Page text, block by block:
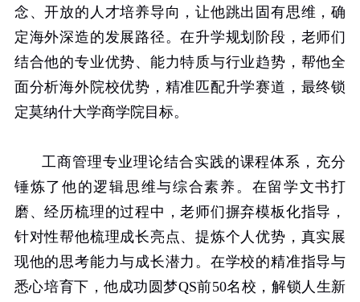
念、开放的人才培养导向，让他跳出固有思维，确
定海外深造的发展路径。在升学规划阶段，老师们
结合他的专业优势、能力特质与行业趋势，帮他全
面分析海外院校优势，精准匹配升学赛道，最终锁
定莫纳什大学商学院目标。
工商管理专业理论结合实践的课程体系，充分
锤炼了他的逻辑思维与综合素养。在留学文书打
磨、经历梳理的过程中，老师们摒弃模板化指导，
针对性帮他梳理成长亮点、提炼个人优势，真实展
现他的思考能力与成长潜力。在学校的精准指导与
悉心培育下，他成功圆梦QS前50名校，解锁人生新